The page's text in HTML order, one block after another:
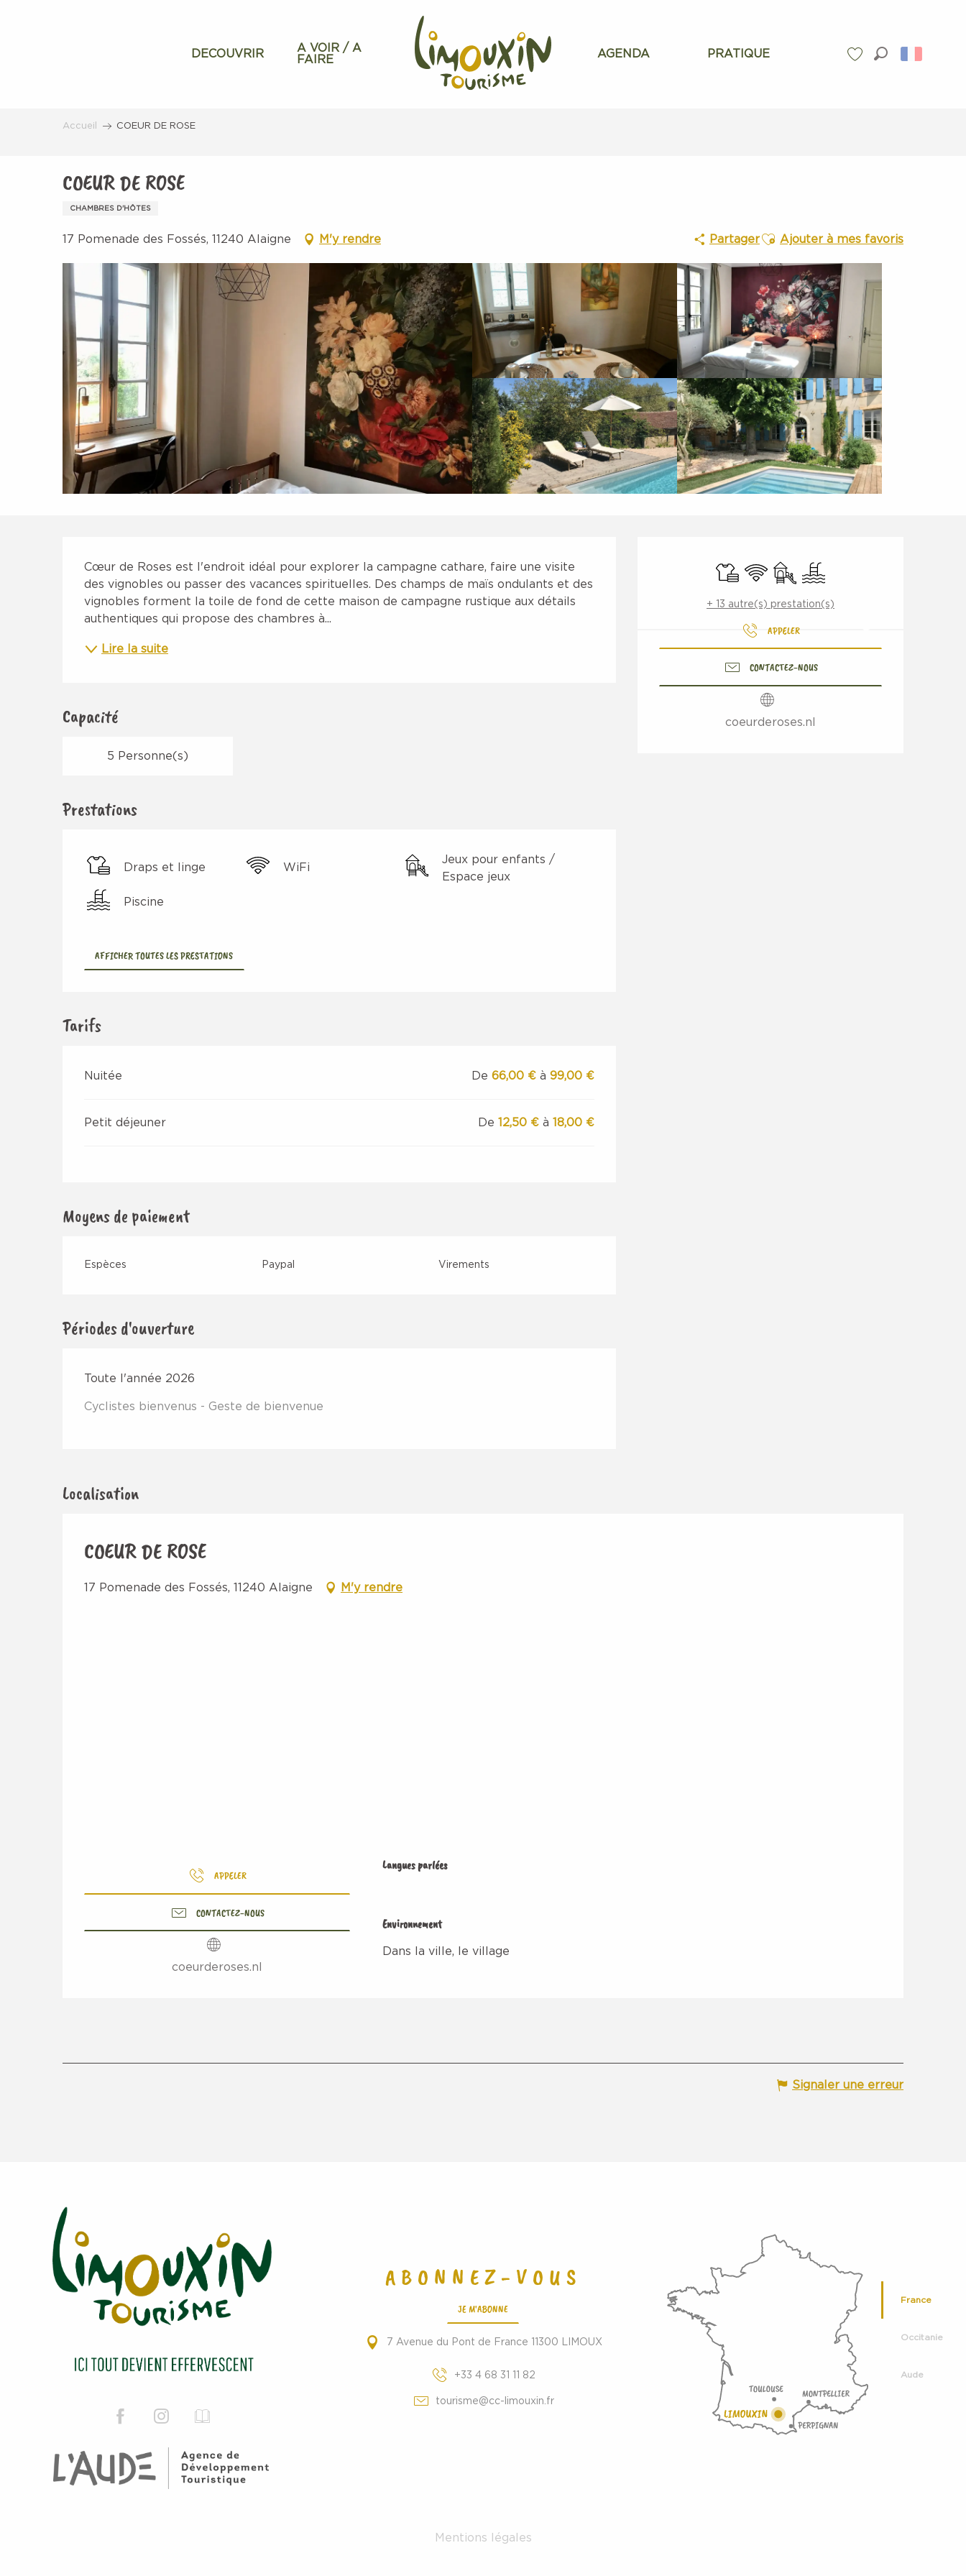
DECOUVRIR
A VOIR / A
FAIRE
AGENDA PRATIQUE
Accueil COEUR DE ROSE
COEUR DE ROSE
CHAMBRES D'HÔTES
17 Pomenade des Fossés, 11240 Alaigne M'y rendre PartagerAjouter aux favoris
Ajouter à mes favoris
Ouverture et coordonnées
Draps et linge
WiFi Jeux pour enfants / Espace jeux
Piscine
+ 13 autre(s) prestation(s)
APPELER
CONTACTEZ-NOUS
coeurderoses.nl
Description
Cœur de Roses est l'endroit idéal pour explorer la campagne cathare, faire une visite
des vignobles ou passer des vacances spirituelles. Des champs de maïs ondulants et des
vignobles forment la toile de fond de cette maison de campagne rustique aux détails
authentiques qui propose des chambres à...
Lire la suite
Capacité
5 Personne(s)
Prestations
Draps et linge WiFi
Jeux pour enfants /
Espace jeux
Piscine
AFFICHER TOUTES LES PRESTATIONS
Tarifs
Nuitée De66,00 € à99,00 €
Petit déjeuner De12,50 € à18,00 €
Moyens de paiement
Espèces Paypal Virements
Périodes d'ouverture
Toute l'année 2026
Cyclistes bienvenus - Geste de bienvenue
Localisation
COEUR DE ROSE
17 Pomenade des Fossés, 11240 Alaigne M'y rendre
APPELER
CONTACTEZ-NOUS
coeurderoses.nl
Langues parlées
Langues parlées
Environnement
Environnement
Dans la ville, le village
Signaler une erreur
ABONNEZ-VOUS
JE M'ABONNE
7 Avenue du Pont de France 11300 LIMOUX
+33 4 68 31 11 82
tourisme@cc-limouxin.fr
France
Occitanie
Aude
Mentions légales